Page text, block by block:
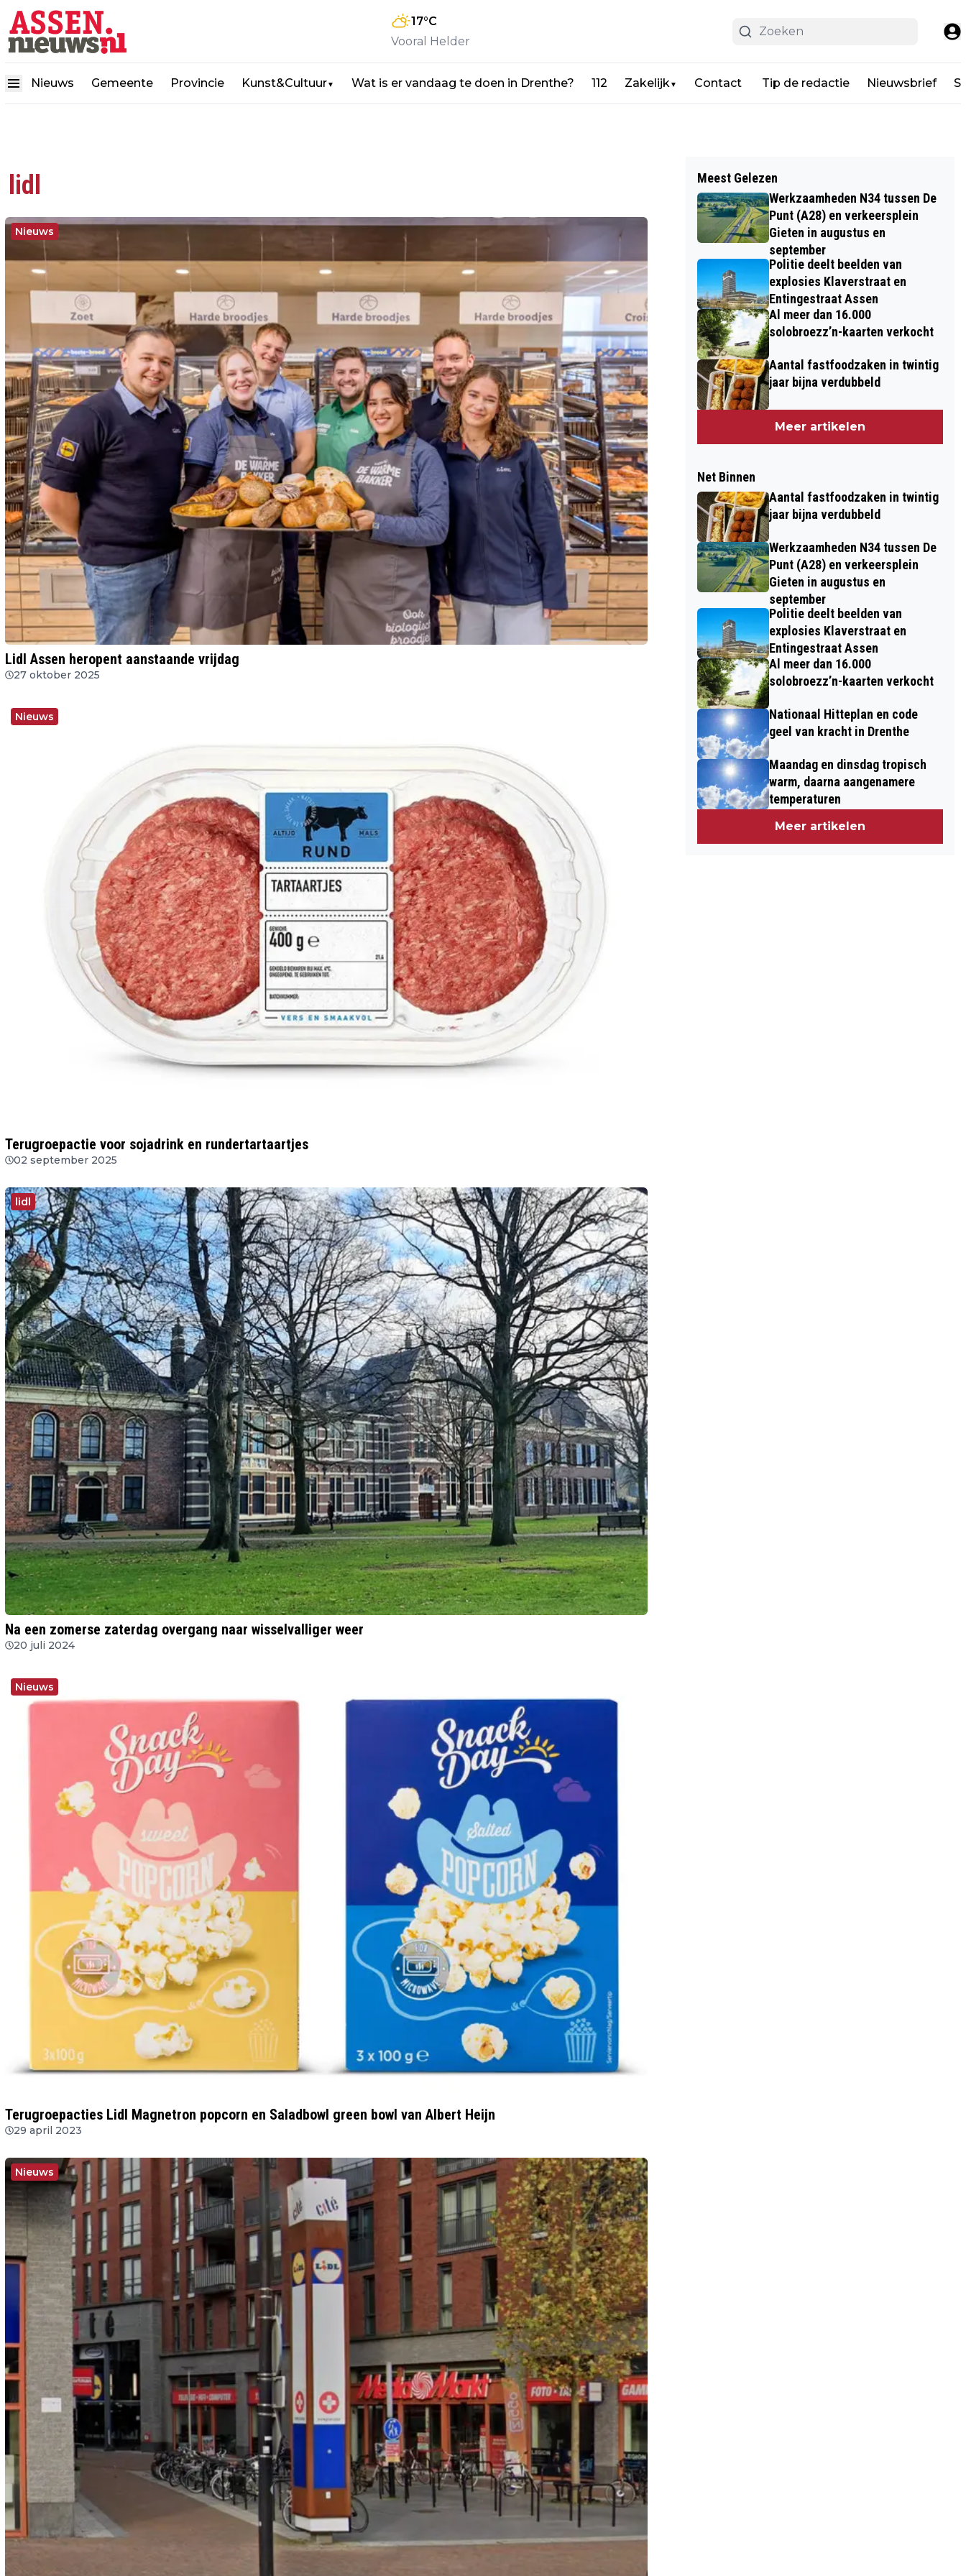
17°C
Vooral Helder
Nieuws Gemeente Provincie Kunst&Cultuur▼ Wat is er vandaag te doen in Drenthe? 112 Zakelijk▼ Contact Tip de redactie Nieuwsbrief
lidl
Nieuws
Lidl Assen heropent aanstaande vrijdag
27 oktober 2025
Nieuws
Terugroepactie voor sojadrink en rundertartaartjes
02 september 2025
lidl
Na een zomerse zaterdag overgang naar wisselvalliger weer
20 juli 2024
Nieuws
Terugroepacties Lidl Magnetron popcorn en Saladbowl green bowl van Albert Heijn
29 april 2023
Nieuws
Meest Gelezen
Werkzaamheden N34 tussen De
Punt (A28) en verkeersplein
Gieten in augustus en
september
Politie deelt beelden van
explosies Klaverstraat en
Entingestraat Assen
Al meer dan 16.000
solobroezz’n-kaarten verkocht
Aantal fastfoodzaken in twintig
jaar bijna verdubbeld
Meer artikelen
Net Binnen
Aantal fastfoodzaken in twintig
jaar bijna verdubbeld
Werkzaamheden N34 tussen De
Punt (A28) en verkeersplein
Gieten in augustus en
september
Politie deelt beelden van
explosies Klaverstraat en
Entingestraat Assen
Al meer dan 16.000
solobroezz’n-kaarten verkocht
Nationaal Hitteplan en code
geel van kracht in Drenthe
Maandag en dinsdag tropisch
warm, daarna aangenamere
temperaturen
Meer artikelen